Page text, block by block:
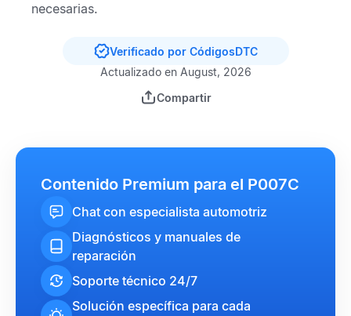
necesarias.
Verificado por CódigosDTC
Actualizado en August, 2026
Compartir
Contenido Premium para el P007C
Chat con especialista automotriz
Diagnósticos y manuales de
reparación
Soporte técnico 24/7
Solución específica para cada